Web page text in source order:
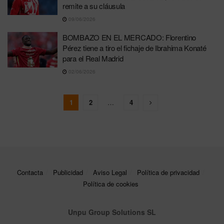
remite a su cláusula
09/06/2026
BOMBAZO EN EL MERCADO: Florentino
Pérez tiene a tiro el fichaje de Ibrahima Konaté
para el Real Madrid
02/06/2026
1 2 4
Contacta Publicidad Aviso Legal
Política de privacidad
Política de cookies
Unpu Group Solutions SL